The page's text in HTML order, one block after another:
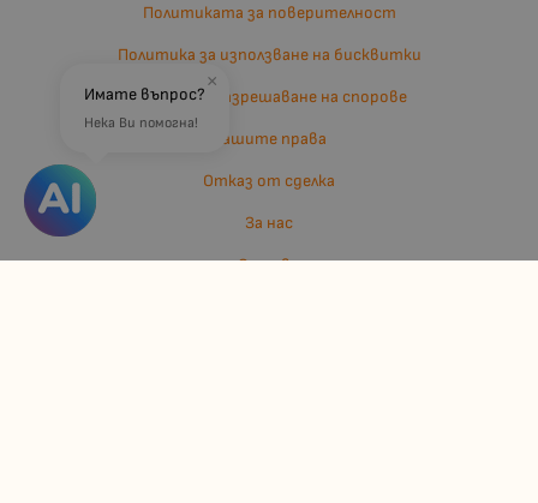
Политиката за поверителност
Политика за използване на бисквитки
Въпроси и разрешаване на спорове
Вашите права
Отказ от сделка
За нас
Отзиви
×
Имате въпрос?
Нека Ви помогна!